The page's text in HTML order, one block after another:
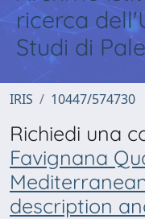
ricerca
Studi di
IRIS 10447/574730
Richiedi una
Favignana
description